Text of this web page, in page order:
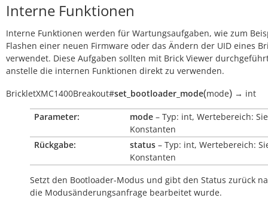
Interne Funktionen
Interne Funktionen werden für Wartungsaufgaben, wie zum
Flashen einer neuen Firmware oder das Ändern der UID eines
verwendet. Diese Aufgaben sollten mit Brick Viewer
anstelle die internen Funktionen direkt zu verwenden.
BrickletXMC1400Breakout#set_bootloader_mode(mode) → int
Parameter: mode – Typ: int, Wertebereich:
Konstanten
Rückgabe:
status – Typ: int, Wertebereich:
Konstanten
Setzt den Bootloader-Modus und gibt den Status zurück
die Modusänderungsanfrage bearbeitet wurde.